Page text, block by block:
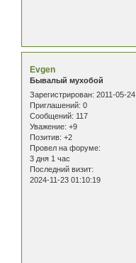
Evgen
Бывалый мухобой
Зарегистрирован: 2011-05-24
Приглашений: 0
Сообщений: 117
Уважение: +9
Позитив: +2
Провел на форуме:
3 дня 1 час
Последний визит:
2024-11-23 01:10:19